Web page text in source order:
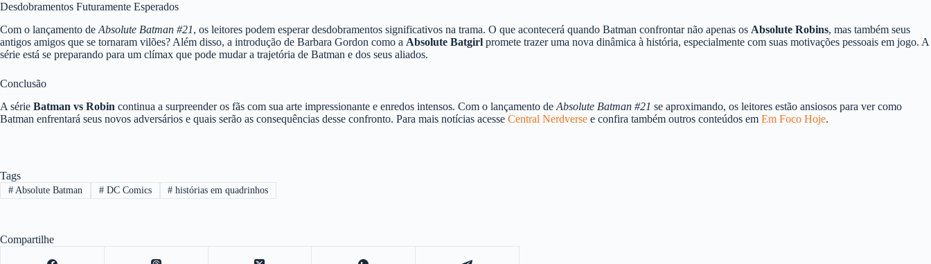
Desdobramentos Futuramente Esperados
Com o lançamento de Absolute Batman #21, os leitores podem esperar desdobramentos significativos na trama. O que acontecerá quando Batman confrontar não apenas os Absolute Robins, mas também seus
antigos amigos que se tornaram vilões? Além disso, a introdução de Barbara Gordon como a Absolute Batgirl promete trazer uma nova dinâmica à história, especialmente com suas motivações pessoais em jogo. A
série está se preparando para um clímax que pode mudar a trajetória de Batman e dos seus aliados.
Conclusão
A série Batman vs Robin continua a surpreender os fãs com sua arte impressionante e enredos intensos. Com o lançamento de Absolute Batman #21 se aproximando, os leitores estão ansiosos para ver como
Batman enfrentará seus novos adversários e quais serão as consequências desse confronto. Para mais notícias acesse Central Nerdverse e confira também outros conteúdos em Em Foco Hoje.
Tags
#Absolute Batman #DC Comics # histórias em quadrinhos
Compartilhe